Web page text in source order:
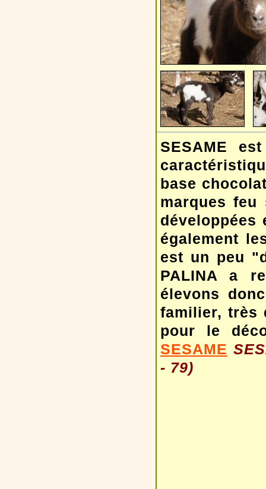
SESAME
base
marques
également
est un peu
PALINA a
élevons
familier, très
pour le
SESAME
- 79)